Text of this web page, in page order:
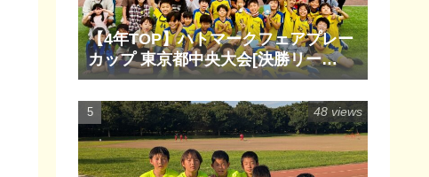
【4年TOP】ハトマークフェアプレー
カップ 東京都中央大会[決勝リー
グ]@清瀬内山運動公園サッカー場
G［6月14日(日)］『試合結果』『マ
ッチレポート』『試合動画』
48 views